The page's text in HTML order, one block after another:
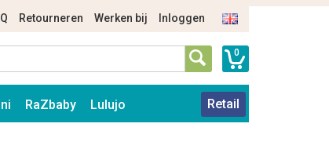
Retourneren Werken bij Inloggen
0
RaZbaby Lulujo Retail